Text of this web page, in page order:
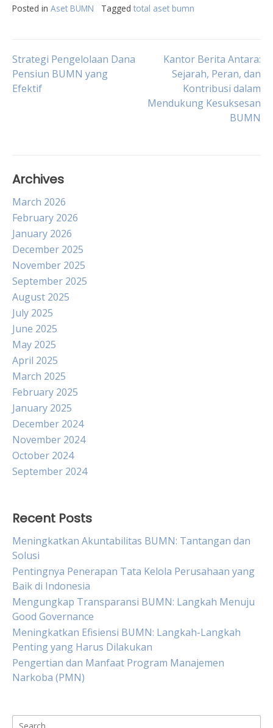
Posted in Aset BUMN Tagged total aset bumn
Post
navigation
Strategi Pengelolaan Dana
Pensiun BUMN yang
Efektif
Kantor Berita Antara:
Sejarah, Peran, dan
Kontribusi dalam
Mendukung Kesuksesan
BUMN
Archives
March 2026
February 2026
January 2026
December 2025
November 2025
September 2025
August 2025
July 2025
June 2025
May 2025
April 2025
March 2025
February 2025
January 2025
December 2024
November 2024
October 2024
September 2024
Recent Posts
Meningkatkan Akuntabilitas BUMN: Tantangan dan
Solusi
Pentingnya Penerapan Tata Kelola Perusahaan yang
Baik di Indonesia
Mengungkap Transparansi BUMN: Langkah Menuju
Good Governance
Meningkatkan Efisiensi BUMN: Langkah-Langkah
Penting yang Harus Dilakukan
Pengertian dan Manfaat Program Manajemen
Narkoba (PMN)
Search